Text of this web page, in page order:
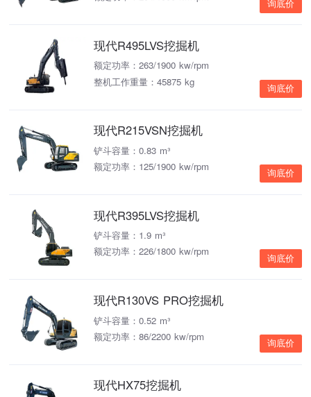
询底价
现代R495LVS挖掘机
额定功率：263/1900 kw/rpm
整机工作重量：45875 kg
询底价
现代R215VSN挖掘机
铲斗容量：0.83 m³
额定功率：125/1900 kw/rpm
询底价
现代R395LVS挖掘机
铲斗容量：1.9 m³
额定功率：226/1800 kw/rpm
询底价
现代R130VS PRO挖掘机
铲斗容量：0.52 m³
额定功率：86/2200 kw/rpm
询底价
现代HX75挖掘机